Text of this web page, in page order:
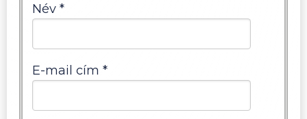
Név *
E-mail cím *